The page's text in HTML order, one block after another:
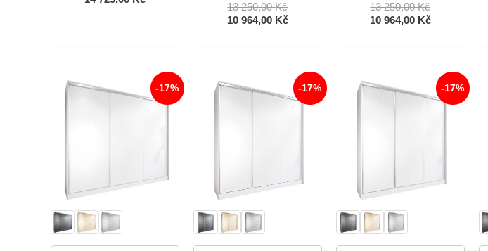
13 250,00KčPůvodní
Cena
10 964,00 KčAktuální
964,00 Kč.
13 250,00KčPůvodní
Cena
10 964,00 KčAktuální
964,00 Kč.
-17% -17% -17%